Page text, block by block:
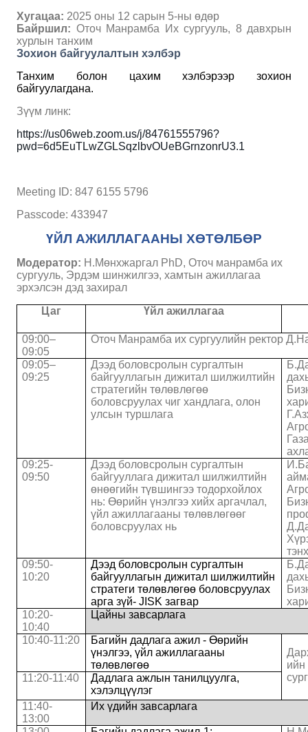
Хугацаа: 2025 оны 12 сарын 5-ны өдөр
Байршил: Оточ Манрамба Их сургууль, 8 давхрын
хурлын танхим
Зохион байгуулалтын хэлбэр
Танхим болон цахим хэлбэрээр зохион
байгуулагдана.
Зүүм линк:
https://us06web.zoom.us/j/84761555796?
pwd=6d5EuTLwZGLSqzlbvOUeBGrnzonrU3.1
Meeting ID: 847 6155 5796
Passcode: 433947
ҮЙЛ АЖИЛЛАГААНЫ ХӨТӨЛБӨР
Модератор: Н.Мөнхжаргал PhD, Оточ манрамба их
сургууль, Эрдэм шинжилгээ, хамтын ажиллагаа
эрхэлсэн дэд захирал
Цаг
Үйл ажиллагаа
09:00–
09:05
Оточ Манрамба их сургуулийн ректор
09:05–
09:25
Дээд боловсролын сургалтын
байгууллагын дижитал шилжилтийн
стратегийн төлөвлөгөө
боловсруулах чиг хандлага, олон
улсын туршлага
09:25-
09:50
Дээд боловсролын сургалтын
байгууллага дижитал шилжилтийн
өнөөгийн түвшингээ тодорхойлох
нь: Өөрийн үнэлгээ хийх аргачлал,
үйл ажиллагааны төлөвлөгөөг
боловсруулах нь
09:50-
10:20
Дээд боловсролын сургалтын
байгууллагын дижитал шилжилтийн
стратеги төлөвлөгөө боловсруулах
арга зүй- JISK загвар
10:20-
10:40
Цайны завсарлага
10:40-11:20
Багийн дадлага ажил - Өөрийн
үнэлгээ, үйл ажиллагааны
төлөвлөгөө
ийн
11:20-11:40
Дадлага ажлын танилцуулга,
хэлэлцүүлэг
11:40-
13:00
Их үдийн завсарлага